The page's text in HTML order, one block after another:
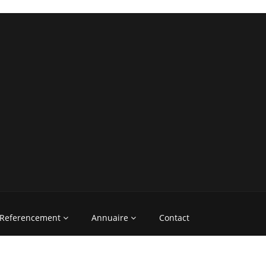
Referencement Annuaire Contact